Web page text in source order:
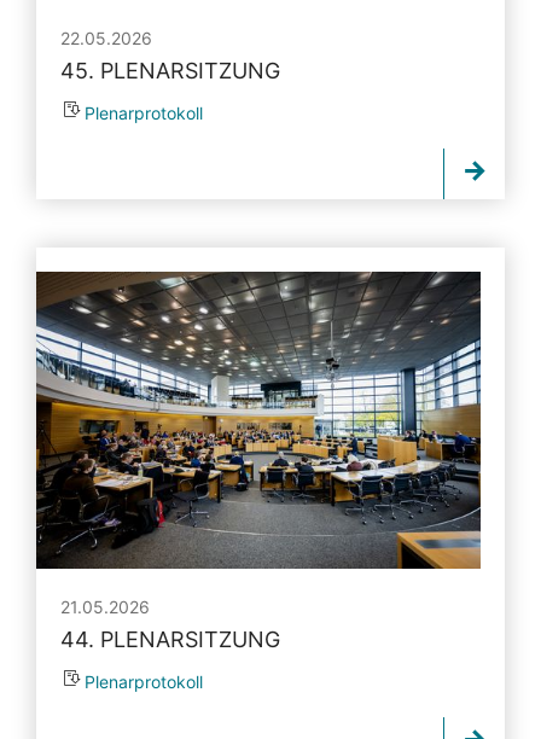
22.05.2026
45. PLENARSITZUNG
Plenarprotokoll
21.05.2026
44. PLENARSITZUNG
Plenarprotokoll